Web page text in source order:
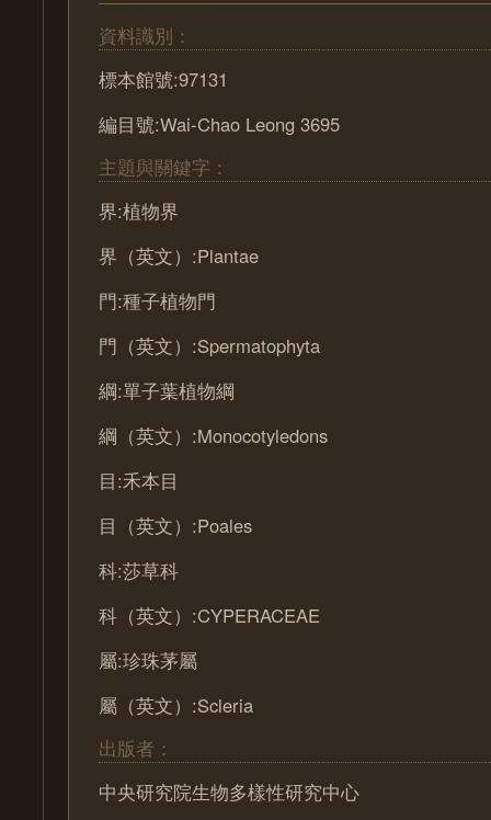
資料識別：
標本館號:97131
編目號:Wai-Chao Leong 3695
主題與關鍵字：
界:植物界
界（英文）:Plantae
門:種子植物門
門（英文）:Spermatophyta
綱:單子葉植物綱
綱（英文）:Monocotyledons
目:禾本目
目（英文）:Poales
科:莎草科
科（英文）:CYPERACEAE
屬:珍珠茅屬
屬（英文）:Scleria
出版者：
中央研究院生物多樣性研究中心